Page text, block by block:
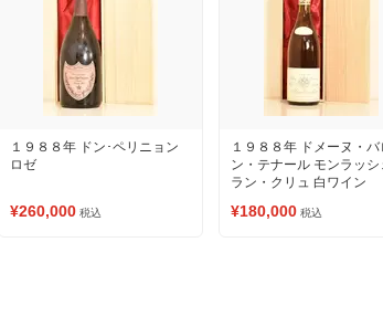
１９８８年 ドン･ペリニョン
ロゼ
¥260,000 税込
１９８８年 ドメーヌ・バ
ン・テナール モンラッシ
ラン・クリュ 白ワイン
¥180,000 税込